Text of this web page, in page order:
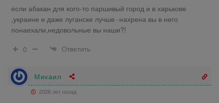
если абакан для кого-то паршивый город и в харькове
,украине и даже луганске лучше -нахрена вы в него
понаехали,недовольные вы наши?!
0
Ответить
Михаил
2026 лет назад